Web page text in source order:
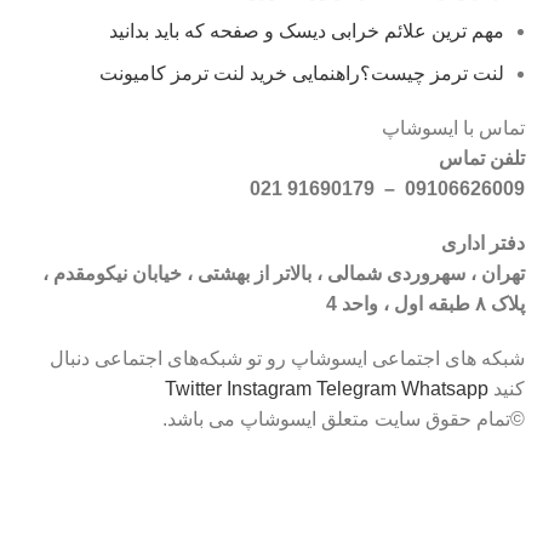
مهم ترین علائم خرابی دیسک و صفحه که باید بدانید
لنت ترمز چیست؟راهنمایی خرید لنت ترمز کامیونت
تماس با ایسوشاپ
تلفن تماس
09106626009 – 91690179 021
دفتر اداری
تهران ، سهروردی شمالی ، بالاتر از بهشتی ، خیابان نیکومقدم ،
پلاک ۸ طبقه اول ، واحد 4
شبکه‌ های اجتماعی ایسوشاپ رو تو شبکه‌های اجتماعی دنبال
کنید
Twitter Instagram Telegram Whatsapp
©تمام حقوق سایت متعلق ایسوشاپ می باشد.